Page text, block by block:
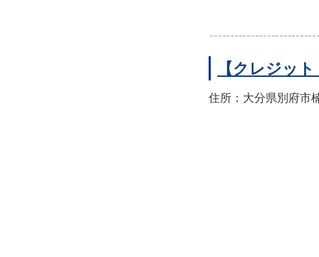
【クレジッ
住所：大分県別府市